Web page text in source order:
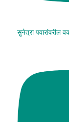
सुनेत्रा पवारांवरील